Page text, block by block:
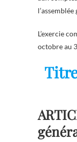
L’exercie
octobre au